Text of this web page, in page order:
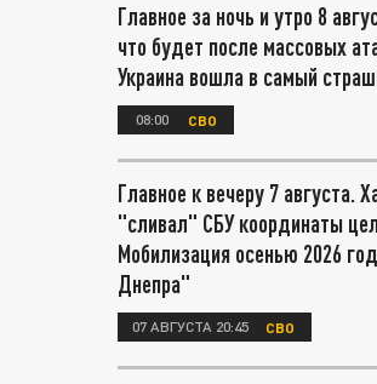
Главное за ночь и утро 8
что будет после массовых
Украина вошла в самый
08:00 СВО
Главное к вечеру 7 августа.
"сливал" СБУ координаты
Мобилизация осенью 2026
Днепра"
07 АВГУСТА 20:45 СВО